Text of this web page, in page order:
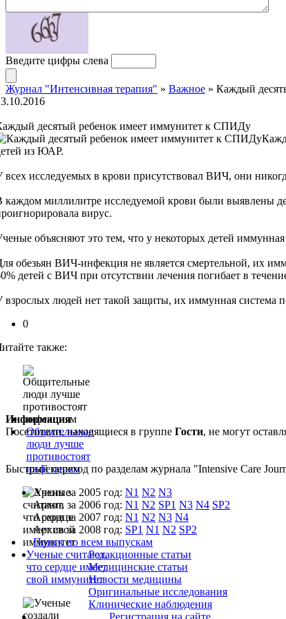
Введите цифры слева
Журнал "Интенсивная терапия" » Важное » Каждый
десятый ребенок имеет иммунитет к СПИДу
из ЮАР.
всех исследуемых в крови присутствовал ВИЧ, они
каждом миллилитре исследуемой крови были выявлены
вирус.
объясняют это тем, что у некоторых детей
обезьян ВИЧ-инфекция не является смертельной, их
детей с ВИЧ при отсутствии лечения погибает в
взрослых людей нет такой защиты, их иммунная система
0
также:
Общительные
люди лучше
противостоят
инфекциям
Ученые считают,
что сердце имеет
свой иммунитет
Информация
Посетители, находящиеся в группе Гости, не могут
Быстрый переход по разделам журнала "Intensive Care
Архив за 2005 год: N1 N2 N3
Архив за 2006 год: N1 N2 SP1 N3 N4 SP2
Архив за 2007 год: N1 N2 N3 N4
Архив за 2008 год: SP1 N1 N2 SP2
Поиск по всем выпускам
Редакционные статьи
Медицинские статьи
Новости медицины
Оригинальные исследования
Клинические наблюдения
Регистрация на сайте